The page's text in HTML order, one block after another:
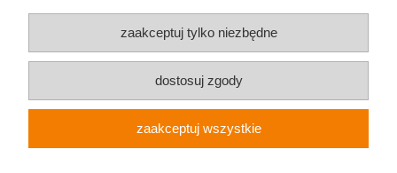
Sklep internetowy Shoper.pl
zaakceptuj tylko niezbędne
dostosuj zgody
zaakceptuj wszystkie